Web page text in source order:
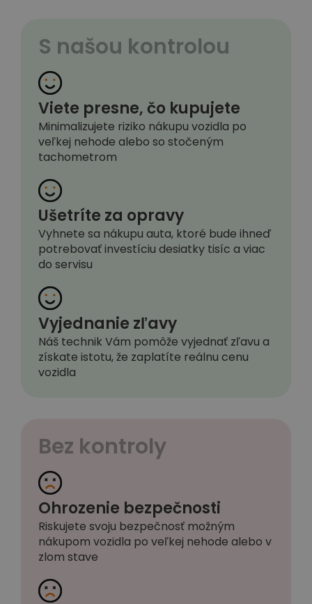
S našou kontrolou
Viete presne, čo kupujete
Minimalizujete riziko nákupu vozidla po
veľkej nehode alebo so stočeným
tachometrom
Ušetríte za opravy
Vyhnete sa nákupu auta, ktoré bude ihneď
potrebovať investíciu desiatky tisíc a viac
do servisu
Vyjednanie zľavy
Náš technik Vám pomôže vyjednať zľavu a
získate istotu, že zaplatíte reálnu cenu
vozidla
Bez kontroly
Ohrozenie bezpečnosti
Riskujete svoju bezpečnosť možným
nákupom vozidla po veľkej nehode alebo v
zlom stave